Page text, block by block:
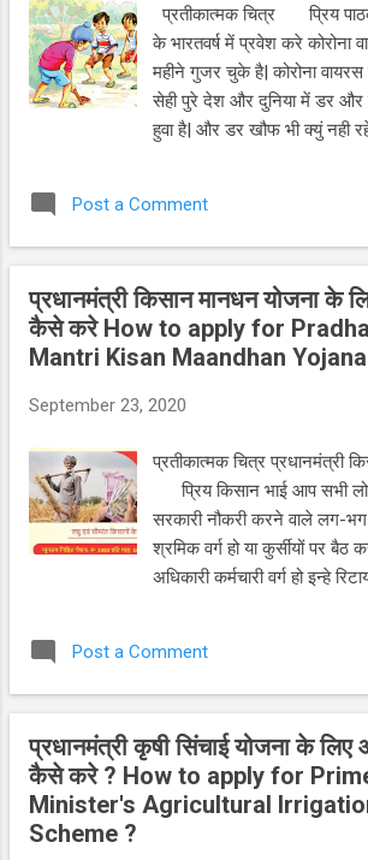
जो मुर्गी पालन का व्यवसाय करके
उन्होने संसार में अपना...
प्रतीकात्मक चित्र प्रिय
के भारतवर्ष में प्रवेश करे कोरोना
महीने गुजर चुके है| कोरोना
सेही पुरे देश और दुनिया में डर और
हुवा है| और डर खौफ भी क्युं
संख्या शुरू में एक से लेकर अब
लॉकडाऊन कि जिंदगी
लॉकडाऊन लागाने का कठोर
लॉकडाऊन का असर पुरे देश पर
तक के देशभर में आवाजाही पुरी
ऑफिसेस भी सुनी सुनी पडी थी |
एक तरफ जमीन पर पैदल चलने
थी तो दुसरी ओर आसमान पर
रद्द हो चुकी थी | श्रमिको को
Post a Comment
प्रधानमंत्री किसान मानधन योजना के
कैसे करे How to apply for
Mantri Kisan Maandhan Yojana
September 23, 2020
प्रतीकात्मक चित्र प्रधानमंत्री
प्रिय किसान भाई आप सभी
सरकारी नौकरी करने वाले लग-भग
श्रमिक वर्ग हो या कुर्सीयों पर बैठ
अधिकारी कर्मचारी वर्ग हो इन्हे
करता है | अपना और अपने परिवार
है | सारी जवानी वह जमीन में
दुसरे के बलबुते जिंदगी बसर
अधिकार से कुछ ऐसा नही
सरकार ने किसानो के लिये आयु के
Post a Comment
प्रधानमंत्री कृषी सिंचाई योजना के
कैसे करे ? How to apply for
Minister's Agricultural
Scheme ?